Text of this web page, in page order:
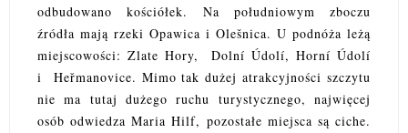
odbudowano kościółek. Na południowym zboczu
źródła mają rzeki Opawica i Olešnica. U podnóża leżą
miejscowości: Zlate Hory, Dolní Údolí, Horní Údolí
i Heřmanovice. Mimo tak dużej atrakcyjności szczytu
nie ma tutaj dużego ruchu turystycznego, najwięcej
osób odwiedza Maria Hilf, pozostałe miejsca są ciche.